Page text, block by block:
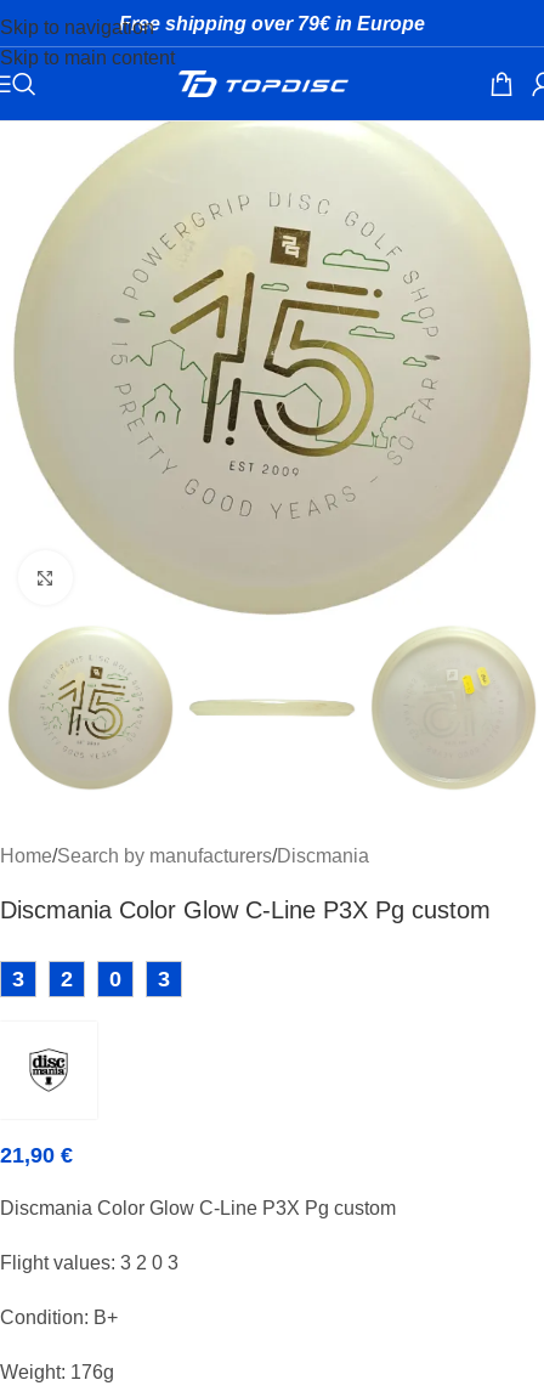
Skip to navigation
Skip to main content
Free shipping over 79€ in Europe
Click to enlarge
Home/Search by manufacturers/Discmania
Discmania Color Glow C-Line P3X Pg custom
3 2 0 3
21,90 €
Discmania Color Glow C-Line P3X Pg custom
Flight values: 3 2 0 3
Condition: B+
Weight: 176g